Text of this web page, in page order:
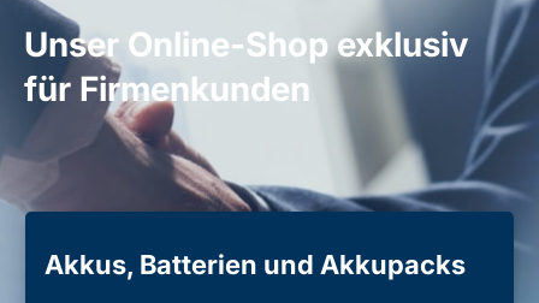
Unser Online-Shop exklusiv
für Firmenkunden
Akkus, Batterien und Akkupacks